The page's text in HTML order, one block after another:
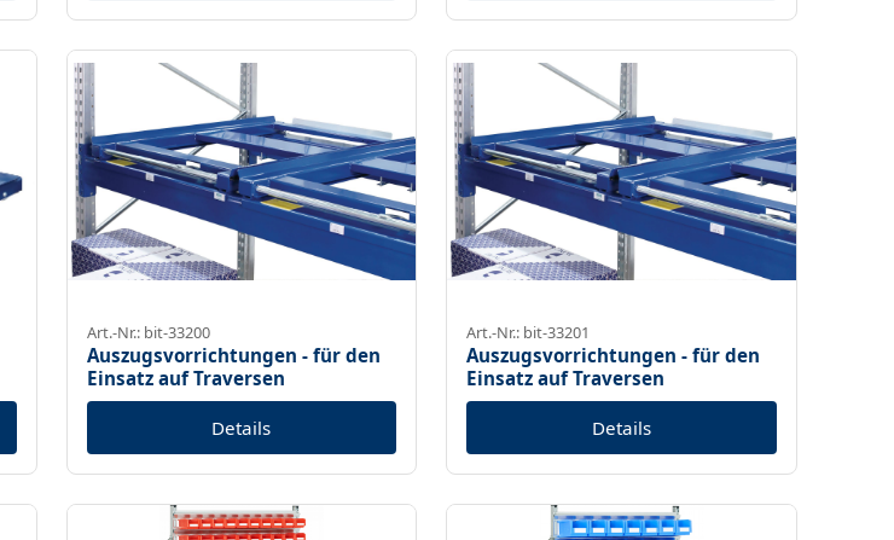
Art.-Nr.: bit-33200
Auszugsvorrichtungen - für den
Einsatz auf Traversen
Details
Art.-Nr.: bit-33201
Auszugsvorrichtungen - für den
Einsatz auf Traversen
Details